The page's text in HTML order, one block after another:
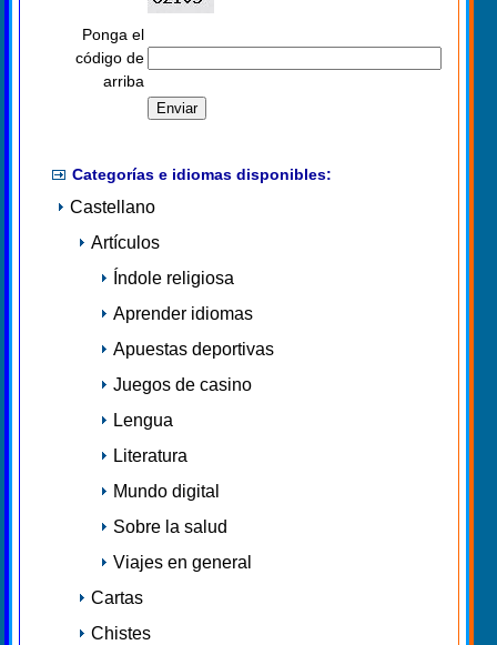
Ponga el
código de
arriba
Categorías e idiomas disponibles:
Castellano
Artículos
Índole religiosa
Aprender idiomas
Apuestas deportivas
Juegos de casino
Lengua
Literatura
Mundo digital
Sobre la salud
Viajes en general
Cartas
Chistes